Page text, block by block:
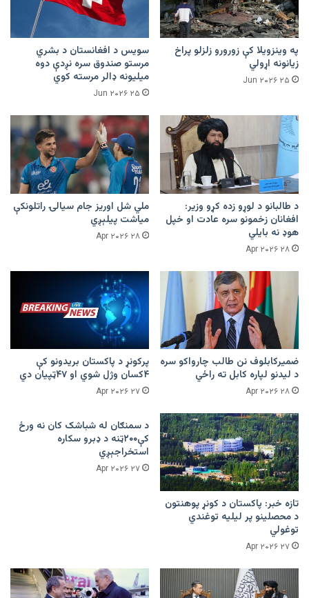
په وینزویلا کې زورورو زلزلو پراخ
زیانونه اړولي
۲۵ Jun ۲۰۲۶
سویس د افغانستان د بشري
مرستو صندوق سره نږدې دوه
میلیونه ډالر مرسته کوي
۲۵ Jun ۲۰۲۶
د طالبانو د لوړو زده کړو وزیر:
افغانان زخمونو سره عادت او خپل
هوډ نه بایلي
۲۸ Apr ۲۰۲۶
ملي شل اوریز جام سیالۍ راتلونکې
میاشت پیلېږي
۲۸ Apr ۲۰۲۶
ضمیرکابلوف نن طالب چارواکو سره
د لیدنو لپاره کابل ته راځي
۲۸ Apr ۲۰۲۶
پرکونړ د پاکستان بریدونو کې
۴کسان وژل شوي او ۴۷ټپیان دي
۲۷ Apr ۲۰۲۶
تازه خبر: پاکستان د کونړ پوهنتون
د محصلینو پر لیلیه توغندي
توغولي
۲۷ Apr ۲۰۲۶
د سمنګان له شباشک کان نه ورځ
کې۲۰۰ټنه د ډبرو سکاره
استخراجېږي
۲۷ Apr ۲۰۲۶